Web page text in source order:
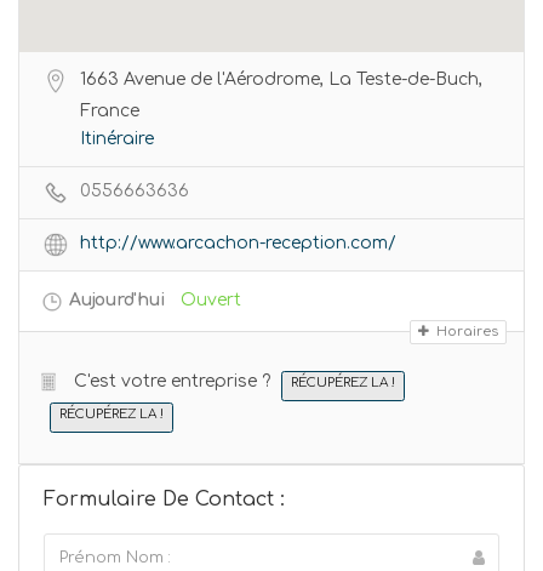
1663 Avenue de l'Aérodrome, La Teste-de-Buch,
France
Itinéraire
0556663636
http://www.arcachon-reception.com/
Aujourd'hui Ouvert
Horaires
C'est votre entreprise ? RÉCUPÉREZ LA !
RÉCUPÉREZ LA !
Formulaire De Contact :